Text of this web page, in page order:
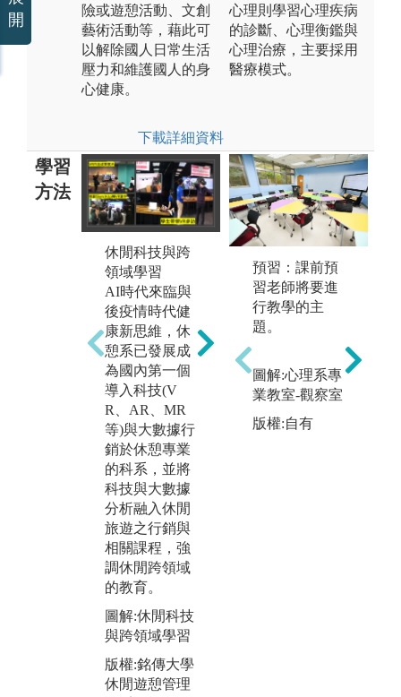
險或遊憩活動、文創
藝術活動等，藉此可
以解除國人日常生活
壓力和維護國人的身
心健康。
下載詳細資料
心理則學習心理疾病
的診斷、心理衡鑑與
心理治療，主要採用
醫療模式。
學習
方法
休閒科技與跨
領域學習
AI時代來臨與
後疫情時代健
康新思維，休
憩系已發展成
為國內第一個
導入科技(V
R、AR、MR
等)與大數據行
銷於休憩專業
的科系，並將
科技與大數據
分析融入休閒
旅遊之行銷與
相關課程，強
調休閒跨領域
的教育。
圖解:休閒科技
與跨領域學習
版權:銘傳大學
休閒遊憩管理
照培訓
休憩系重視實
務活用與創
新，致力培育
休閒之活動(含
休閒治療)企
劃、環境規劃
解說)、場所管
預習：課前預
習老師將要進
行教學的主
題。
圖解:心理系專
業教室-觀察室
版權:自有
開